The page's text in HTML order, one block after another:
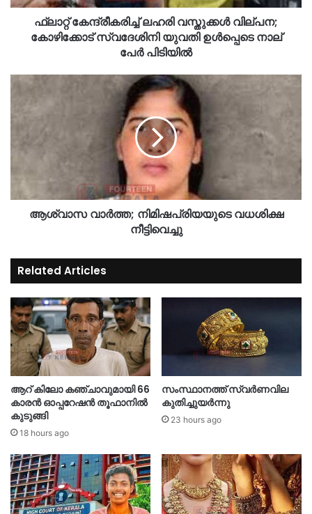
ഫ്ലാറ്റ് കേന്ദ്രീകരിച്ച് ലഹരി വസ്തുക്കൾ വില്പന;
കോഴിക്കോട് സ്വദേശിനി യുവതി ഉൾപ്പെടെ നാല്
പേർ പിടിയിൽ
ആശ്വാസ വാർത്ത; നിമിഷപ്രിയയുടെ വധശിക്ഷ
നീട്ടിവെച്ചു
Related Articles
ആറ് കിലോ കഞ്ചാവുമായി 66
കാരൻ ഓപ്പറേഷൻ തൂഫാനിൽ
കുടുങ്ങി
18 hours ago
സംസ്ഥാനത്ത് സ്വർണവില
കുതിച്ചുയർന്നു
23 hours ago